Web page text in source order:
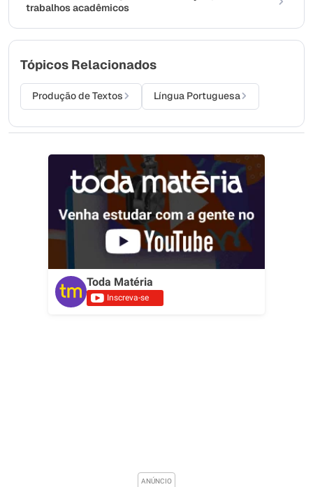
trabalhos acadêmicos
Tópicos Relacionados
Produção de Textos Língua Portuguesa
Toda Matéria
Inscreva-se